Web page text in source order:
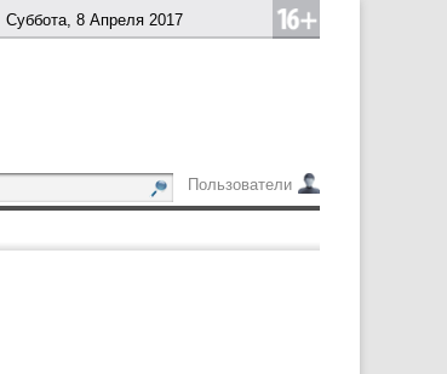
Суббота, 8 Апреля 2017
Пользователи